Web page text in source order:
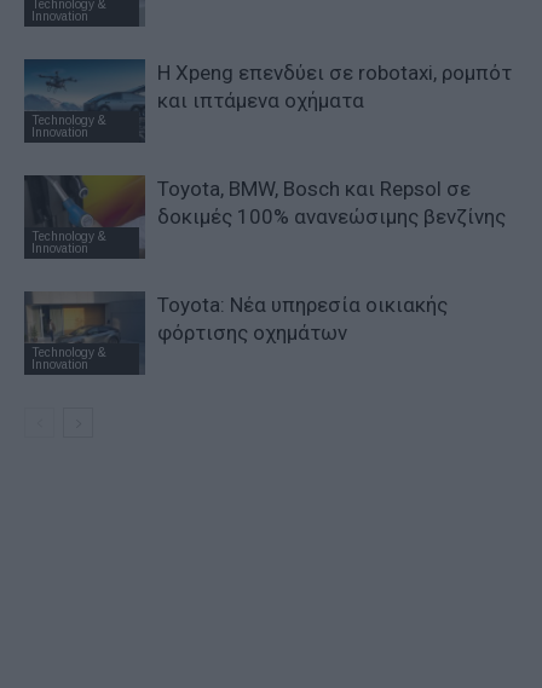
Technology &
Innovation
Technology &
Innovation
Η Xpeng επενδύει σε robotaxi, ρομπότ
και ιπτάμενα οχήματα
Technology &
Innovation
Toyota, BMW, Bosch και Repsol σε
δοκιμές 100% ανανεώσιμης βενζίνης
Technology &
Innovation
Toyota: Νέα υπηρεσία οικιακής
φόρτισης οχημάτων